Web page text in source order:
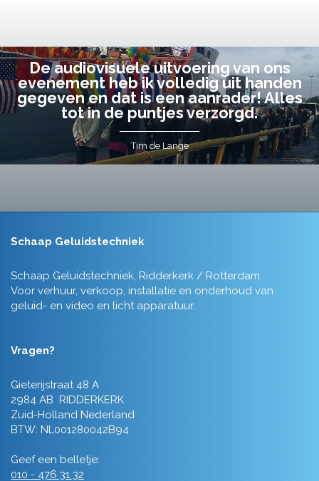
De audiovisuele uitvoering van ons
evenement heb ik volledig uit handen
gegeven en dat is een aanrader! Alles
tot in de puntjes verzorgd.
Tim de Lange
Schaap Geluidstechniek
Schaap Geluidstechniek, Ridderkerk / Rotterdam.
Voor verhuur, verkoop, installatie en onderhoud van
geluid- en video en licht apparatuur.
Vragen?
Gieterijstraat 48 A
2984 AB RIDDERKERK
Zuid-Holland Nederland
BTW: NL001280042B94
Geef een belletje:
010 - 476 31 32